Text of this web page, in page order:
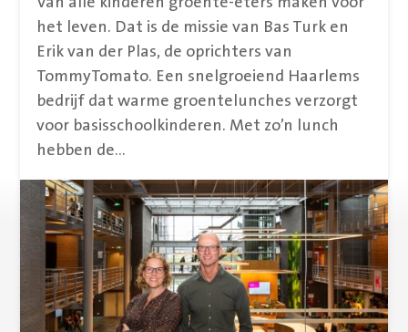
het leven. Dat is de missie van Bas Turk en
Erik van der Plas, de oprichters van
TommyTomato. Een snelgroeiend Haarlems
bedrijf dat warme groentelunches verzorgt
voor basisschoolkinderen. Met zo’n lunch
hebben de...